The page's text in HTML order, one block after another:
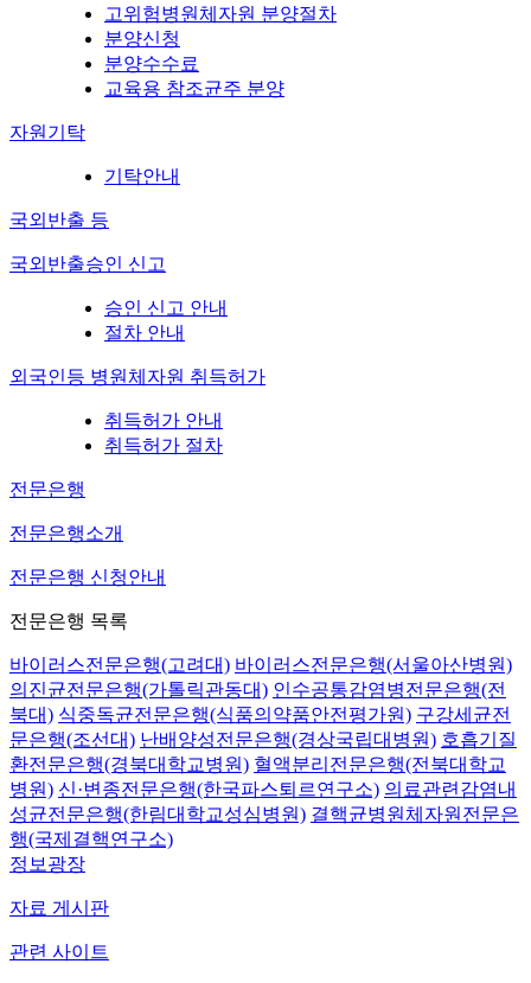
고위험병원체자원 분양절차
분양신청
분양수수료
교육용 참조균주 분양
자원기탁
기탁안내
국외반출 등
국외반출승인 신고
승인 신고 안내
절차 안내
외국인등 병원체자원 취득허가
취득허가 안내
취득허가 절차
전문은행
전문은행소개
전문은행 신청안내
전문은행 목록
바이러스전문은행(고려대) 바이러스전문은행(서울아산병원)
의진균전문은행(가톨릭관동대) 인수공통감염병전문은행(전
북대) 식중독균전문은행(식품의약품안전평가원) 구강세균전
문은행(조선대) 난배양성전문은행(경상국립대병원) 호흡기질
환전문은행(경북대학교병원) 혈액분리전문은행(전북대학교
병원) 신·변종전문은행(한국파스퇴르연구소) 의료관련감염내
성균전문은행(한림대학교성심병원) 결핵균병원체자원전문은
행(국제결핵연구소)
정보광장
자료 게시판
관련 사이트